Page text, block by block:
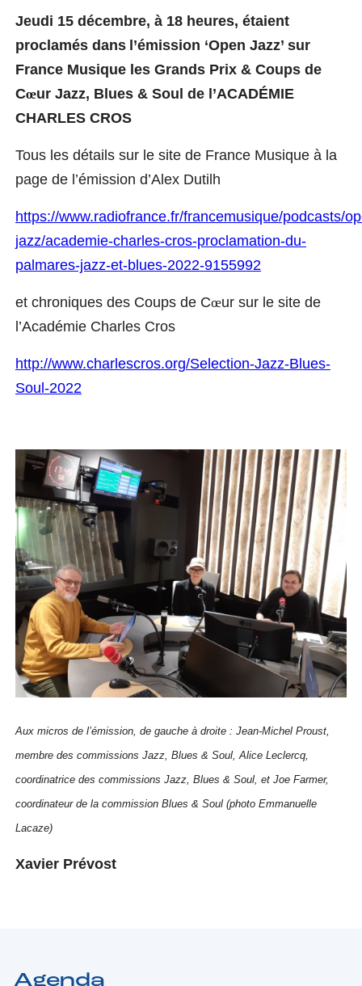
Jeudi 15 décembre, à 18 heures, étaient
proclamés dans l’émission ‘Open Jazz’ sur
France Musique les Grands Prix & Coups de
Cœur Jazz, Blues & Soul de l’ACADÉMIE
CHARLES CROS
Tous les détails sur le site de France Musique à la
page de l’émission d’Alex Dutilh
https://www.radiofrance.fr/francemusique/podcasts/
jazz/academie-charles-cros-proclamation-du-
palmares-jazz-et-blues-2022-9155992
et chroniques des Coups de Cœur sur le site de
l’Académie Charles Cros
http://www.charlescros.org/Selection-Jazz-Blues-
Soul-2022
Aux micros de l’émission, de gauche à droite : Jean-Michel Proust,
membre des commissions Jazz, Blues & Soul, Alice Leclercq,
coordinatrice des commissions Jazz, Blues & Soul, et Joe Farmer,
coordinateur de la commission Blues & Soul (photo Emmanuelle
Lacaze)
Xavier Prévost
Agenda